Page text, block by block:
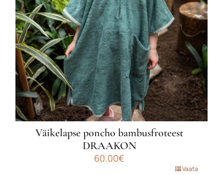
tootelehel.
Väikelapse poncho bambusfroteest
DRAAKON
60.00€
Vaata